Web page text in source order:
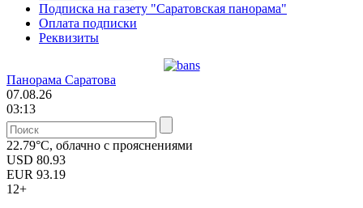
Подписка на газету "Саратовская панорама"
Оплата подписки
Реквизиты
Панорама Саратова
07.08.26
03:13
22.79°C, облачно с прояснениями
USD 80.93
EUR 93.19
12+